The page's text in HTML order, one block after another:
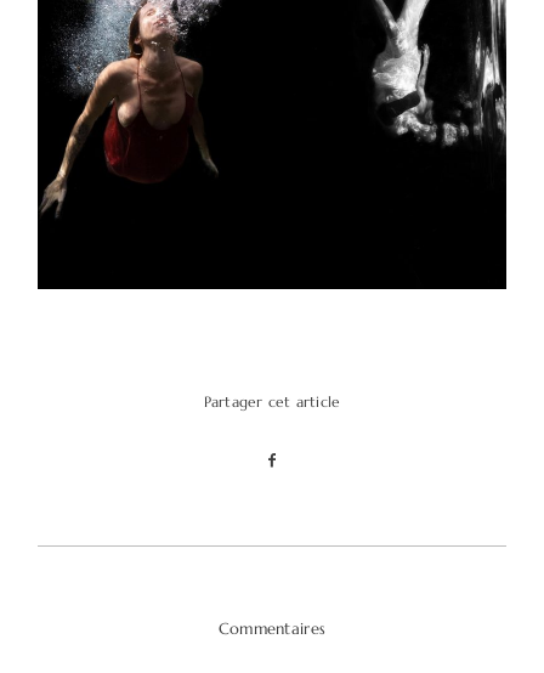
Partager cet article
Commentaires